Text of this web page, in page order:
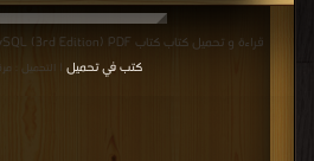
قراءة و تحميل كتاب كتاب Murach's MySQL (3rd Edition) PDF مجانا | مكتبة >
كتب في تحميل
| التحميل :